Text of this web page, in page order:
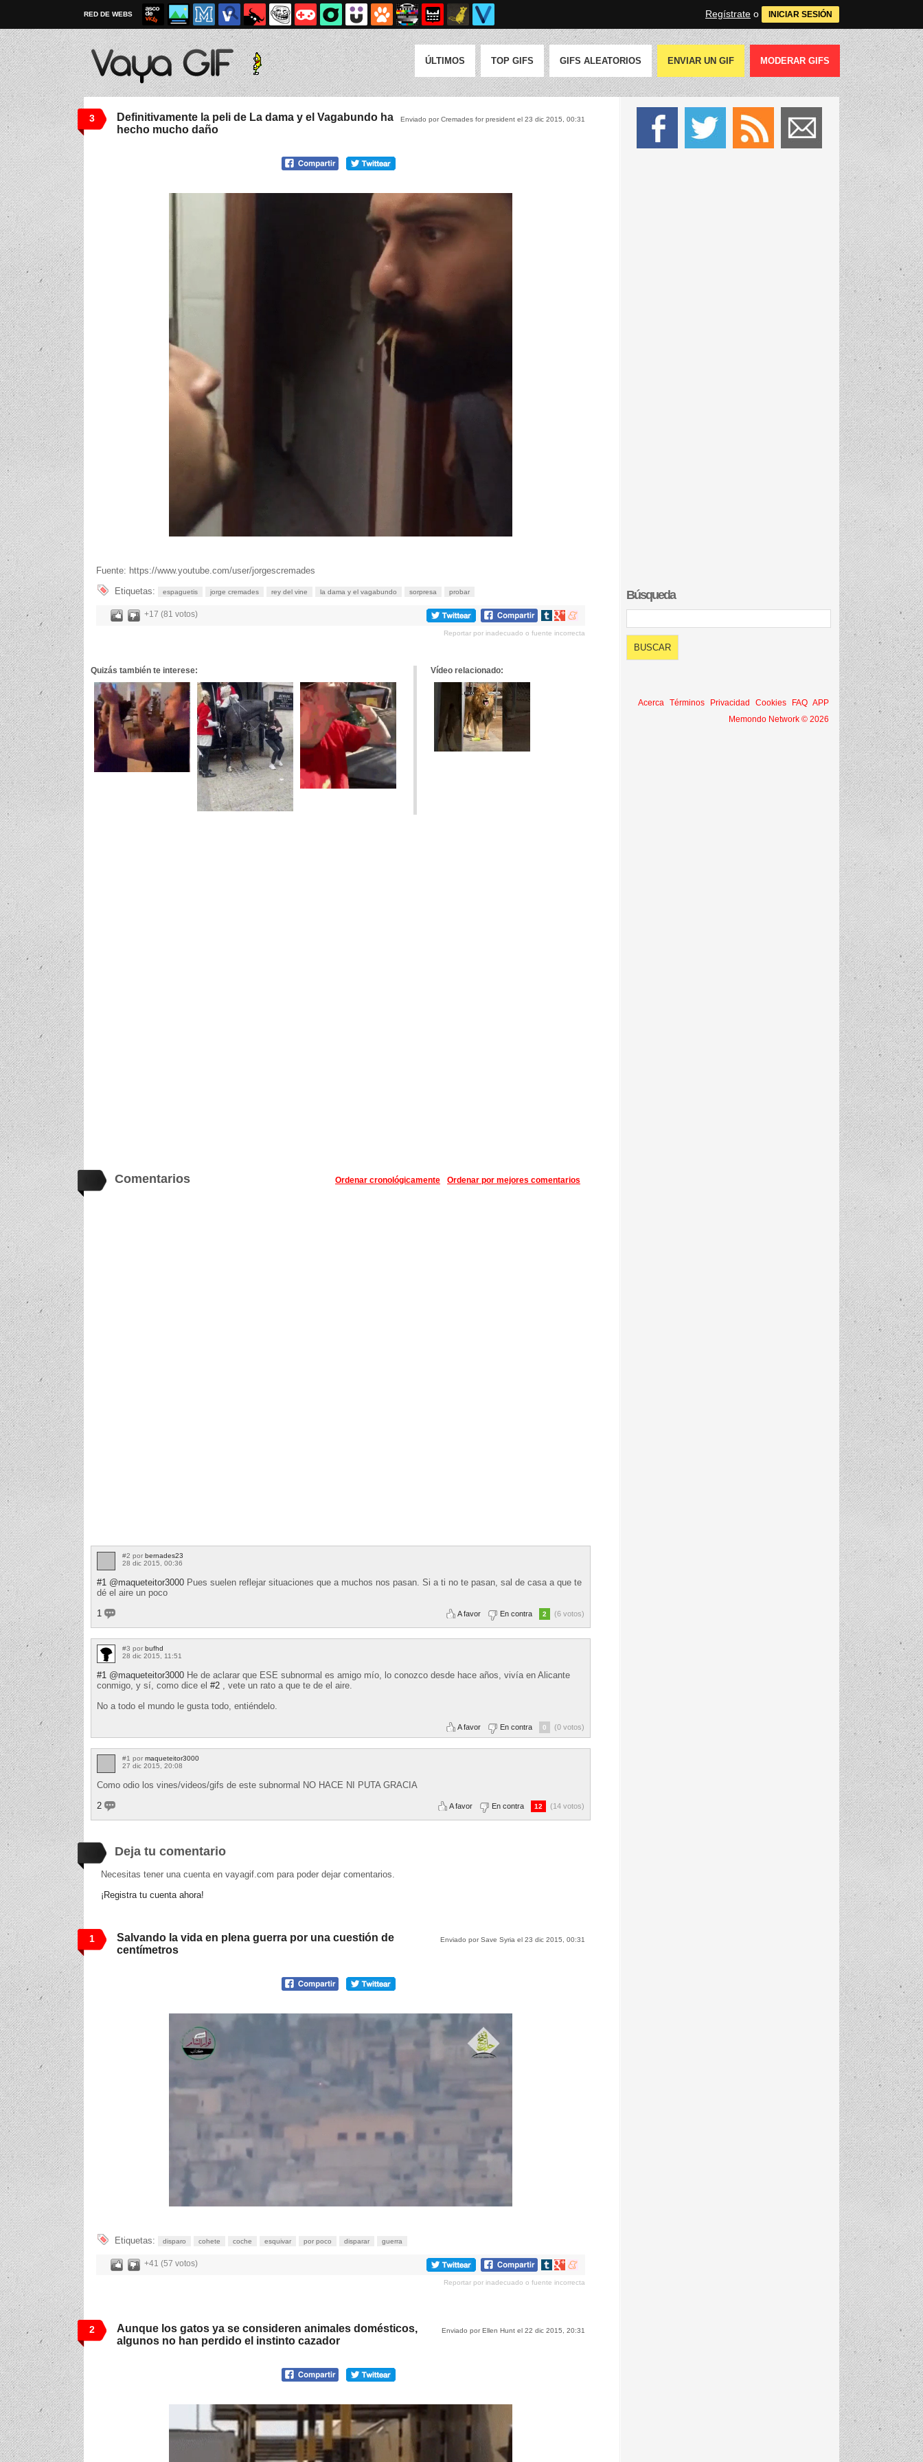
RED DE WEBS Regístrate o INICIAR SESIÓN
ÚLTIMOS TOP GIFS GIFS ALEATORIOS ENVIAR UN GIF MODERAR GIFS
3 Enviado por Cremades for president el 23 dic 2015, 00:31
Definitivamente la peli de La dama y el Vagabundo ha
hecho mucho daño
Fuente: https://www.youtube.com/user/jorgescremades
Etiquetas:
espaguetis jorge cremades rey del vine la dama y el vagabundo sorpresa probar
+17 (81 votos)
Compartir
tumblr
Compartir
Google+
Compartir
meneame
Reportar por inadecuado o fuente incorrecta
Quizás también te interese: Vídeo relacionado:
Comentarios Ordenar por mejores comentarios
Ordenar cronológicamente
#2 por bernades23
28 dic 2015, 00:36
#1 @maqueteitor3000 Pues suelen reflejar situaciones que a muchos nos pasan. Si a ti no te pasan, sal de casa a que te
dé el aire un poco
1
A favor En contra 2 (6 votos)
#3 por bufhd
28 dic 2015, 11:51
#1 @maqueteitor3000 He de aclarar que ESE subnormal es amigo mío, lo conozco desde hace años, vivía en Alicante
conmigo, y sí, como dice el #2
, vete un rato a que te de el aire.
No a todo el mundo le gusta todo, entiéndelo.
A favor En contra 0 (0 votos)
#1 por maqueteitor3000
27 dic 2015, 20:08
Como odio los vines/videos/gifs de este subnormal NO HACE NI PUTA GRACIA
2
A favor En contra 12 (14 votos)
Deja tu comentario
Necesitas tener una cuenta en vayagif.com para poder dejar comentarios.
¡Registra tu cuenta ahora!
1 Enviado por Save Syria el 23 dic 2015, 00:31
Salvando la vida en plena guerra por una cuestión de
centímetros
Etiquetas: disparo cohete coche esquivar por poco disparar guerra
+41 (57 votos)
Compartir
tumblr
Compartir
Google+
Compartir
meneame
Reportar por inadecuado o fuente incorrecta
2 Enviado por Ellen Hunt el 22 dic 2015, 20:31
Aunque los gatos ya se consideren animales domésticos,
algunos no han perdido el instinto cazador
Búsqueda
Acerca Términos Privacidad Cookies FAQ APP
Memondo Network © 2026